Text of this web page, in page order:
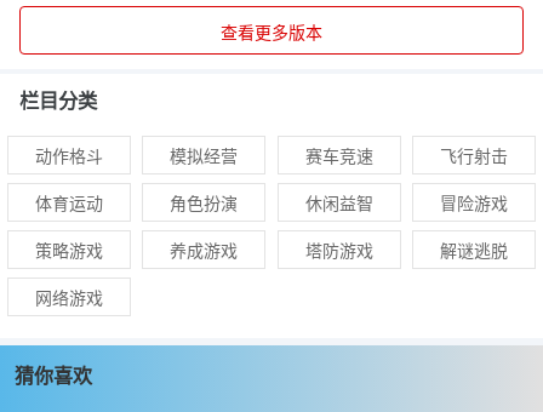
查看更多版本
栏目分类
动作格斗 模拟经营 赛车竞速
飞行射击
体育运动
角色扮演 休闲益智
冒险游戏
策略游戏
养成游戏 塔防游戏
解谜逃脱
网络游戏
猜你喜欢